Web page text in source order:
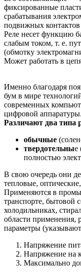
фиксированные
срабатывания
подвижных
Реле несет функцию
слабым током, т. е.
(обмотку
Может работать в
Именно благодаря
бум в мире
современных
цифровой аппаратуры.
Различают два типа
обычные
твердотельные
полностью
В свою очередь они
тепловые,
Применяются в
транспорте, бытовой
холодильниках,
области применения,
параметры
Напряжение
Напряжение на
Максимально